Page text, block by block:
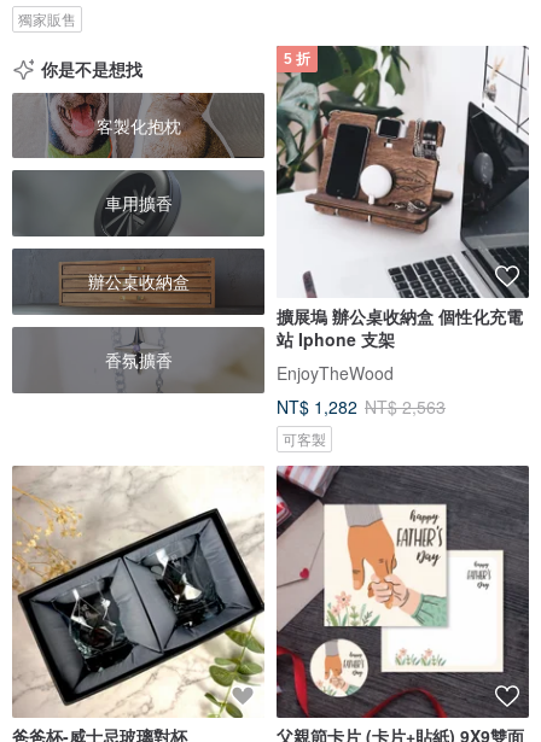
獨家販售
你是不是想找
客製化抱枕
車用擴香
辦公桌收納盒
香氛擴香
5 折
擴展塢 辦公桌收納盒 個性化充電
站 Iphone 支架
EnjoyTheWood
NT$ 1,282 NT$ 2,563
可客製
爸爸杯-威士忌玻璃對杯
父親節卡片 (卡片+貼紙) 9X9雙面